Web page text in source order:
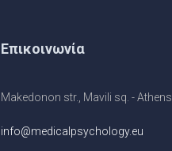
Επικοινωνία
Makedonon str., Mavili sq. - Athens
info@medicalpsychology.eu